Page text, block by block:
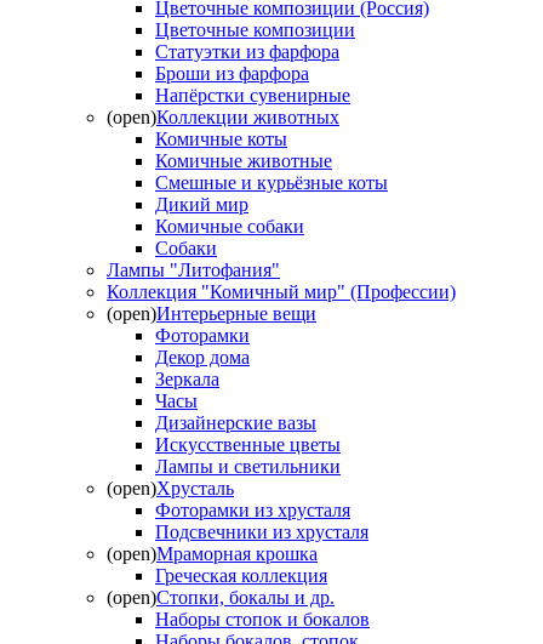
Цветочные композиции (Россия)
Цветочные композиции
Статуэтки из фарфора
Броши из фарфора
Напёрстки сувенирные
(open)Коллекции животных
Комичные коты
Комичные животные
Смешные и курьёзные коты
Дикий мир
Комичные собаки
Собаки
Лампы "Литофания"
Коллекция "Комичный мир" (Профессии)
(open)Интерьерные вещи
Фоторамки
Декор дома
Зеркала
Часы
Дизайнерские вазы
Искусственные цветы
Лампы и светильники
(open)Хрусталь
Фоторамки из хрусталя
Подсвечники из хрусталя
(open)Мраморная крошка
Греческая коллекция
(open)Стопки, бокалы и др.
Наборы стопок и бокалов